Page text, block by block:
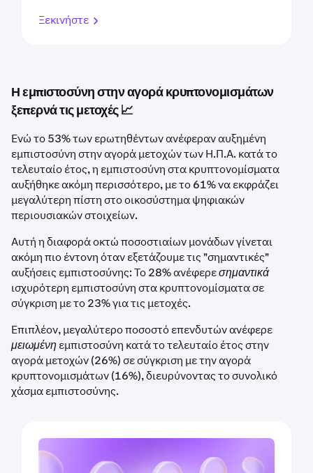
Ξεκινήστε
Η εμπιστοσύνη στην αγορά κρυπτονομισμάτων
ξεπερνά τις μετοχές 📈
Ενώ το 53% των ερωτηθέντων ανέφεραν αυξημένη
εμπιστοσύνη στην αγορά μετοχών των Η.Π.Α. κατά το
τελευταίο έτος, η εμπιστοσύνη στα κρυπτονομίσματα
αυξήθηκε ακόμη περισσότερο, με το 61% να εκφράζει
μεγαλύτερη πίστη στο οικοσύστημα ψηφιακών
περιουσιακών στοιχείων.
Αυτή η διαφορά οκτώ ποσοστιαίων μονάδων γίνεται
ακόμη πιο έντονη όταν εξετάζουμε τις "σημαντικές"
αυξήσεις εμπιστοσύνης: Το 28% ανέφερεσημαντικά
ισχυρότερη εμπιστοσύνη στα κρυπτονομίσματα σε
σύγκριση με το 23% για τις μετοχές.
Επιπλέον, μεγαλύτερο ποσοστό επενδυτών ανέφερε
μειωμένηεμπιστοσύνη κατά το τελευταίο έτος στην
αγορά μετοχών (26%) σε σύγκριση με την αγορά
κρυπτονομισμάτων (16%), διευρύνοντας το συνολικό
χάσμα εμπιστοσύνης.